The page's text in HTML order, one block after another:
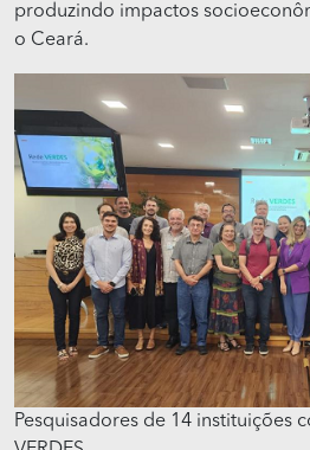
produzindo impactos
o Ceará.
Pesquisadores de 14 instituições